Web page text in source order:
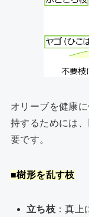
オリーブを健康
持するためには
要です。
■樹形を乱す枝
立ち枝 ：真